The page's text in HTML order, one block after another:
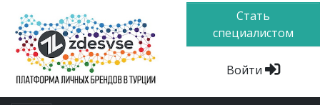
Стать
специалистом
Войти